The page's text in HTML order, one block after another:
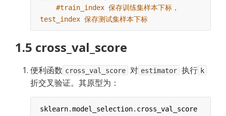
#train_index 保存训练集样本下标，
test_index 保存测试集样本下标
1.5 cross_val_score
便利函数 cross_val_score 对 estimator 执行 k
折交叉验证。其原型为：
sklearn.model_selection. cross_val_score